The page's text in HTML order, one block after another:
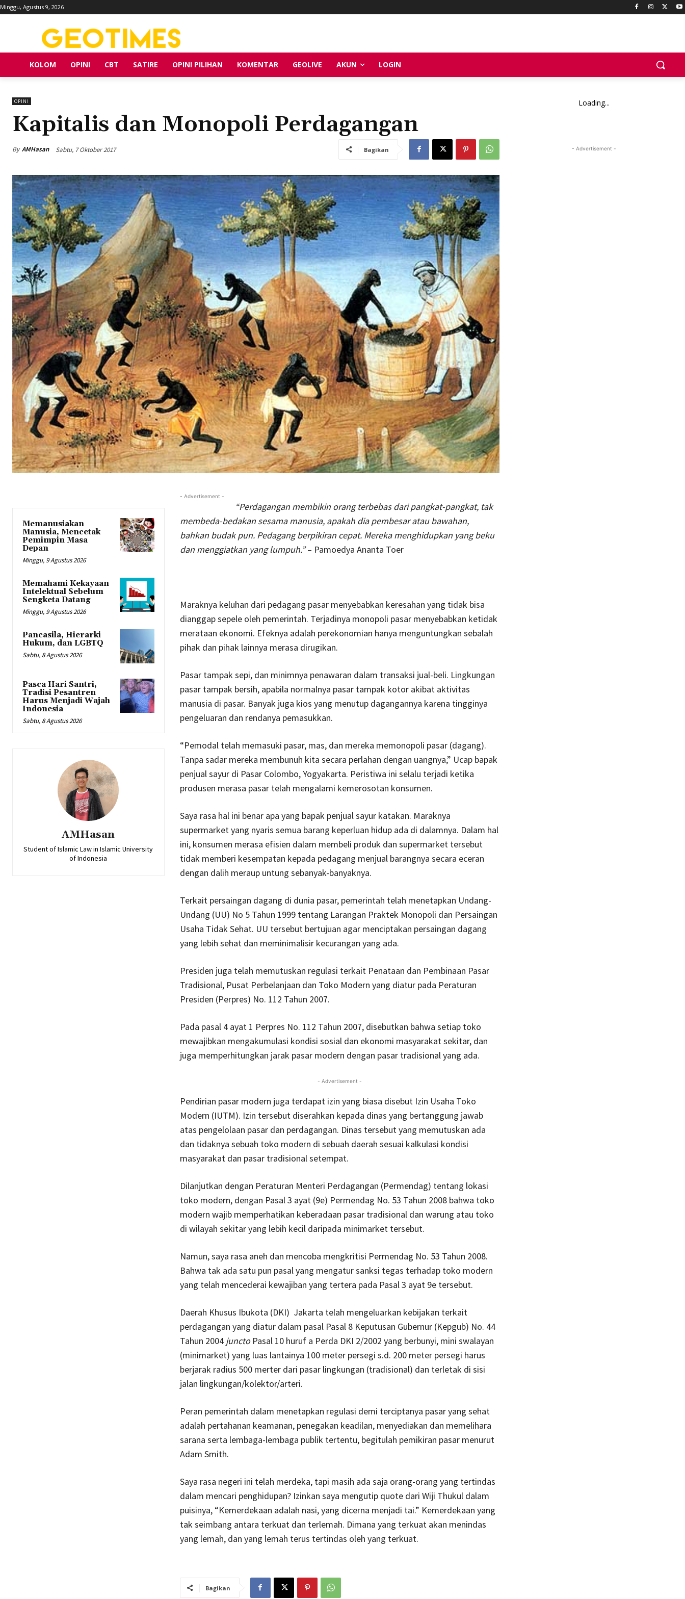
Minggu, Agustus 9, 2026
KOLOM OPINI CBT SATIRE OPINI PILIHAN KOMENTAR GEOLIVE AKUN LOGIN
OPINI
Kapitalis dan Monopoli Perdagangan
By AMHasan Sabtu, 7 Oktober 2017 Bagikan
Memanusiakan
Manusia, Mencetak
Pemimpin Masa
Depan
Minggu, 9 Agustus 2026
Memahami Kekayaan
Intelektual Sebelum
Sengketa Datang
Minggu, 9 Agustus 2026
Pancasila, Hierarki
Hukum, dan LGBTQ
Sabtu, 8 Agustus 2026
Pasca Hari Santri,
Tradisi Pesantren
Harus Menjadi Wajah
Indonesia
Sabtu, 8 Agustus 2026
AMHasan
Student of Islamic Law in Islamic University
of Indonesia
- Advertisement -
“Perdagangan membikin orang terbebas dari pangkat-pangkat, tak
membeda-bedakan sesama manusia, apakah dia pembesar atau bawahan,
bahkan budak pun. Pedagang berpikiran cepat. Mereka menghidupkan yang beku
dan menggiatkan yang lumpuh.”– Pamoedya Ananta Toer
Maraknya keluhan dari pedagang pasar menyebabkan keresahan yang tidak bisa
dianggap sepele oleh pemerintah. Terjadinya monopoli pasar menyebabkan ketidak
merataan ekonomi. Efeknya adalah perekonomian hanya menguntungkan sebalah
pihak dan pihak lainnya merasa dirugikan.
Pasar tampak sepi, dan minimnya penawaran dalam transaksi jual-beli. Lingkungan
pasar tampak bersih, apabila normalnya pasar tampak kotor akibat aktivitas
manusia di pasar. Banyak juga kios yang menutup dagangannya karena tingginya
pengeluaran dan rendanya pemasukkan.
“Pemodal telah memasuki pasar, mas, dan mereka memonopoli pasar (dagang).
Tanpa sadar mereka membunuh kita secara perlahan dengan uangnya,” Ucap bapak
penjual sayur di Pasar Colombo, Yogyakarta. Peristiwa ini selalu terjadi ketika
produsen merasa pasar telah mengalami kemerosotan konsumen.
Saya rasa hal ini benar apa yang bapak penjual sayur katakan. Maraknya
supermarket yang nyaris semua barang keperluan hidup ada di dalamnya. Dalam hal
ini, konsumen merasa efisien dalam membeli produk dan supermarket tersebut
tidak memberi kesempatan kepada pedagang menjual barangnya secara eceran
dengan dalih meraup untung sebanyak-banyaknya.
Terkait persaingan dagang di dunia pasar, pemerintah telah menetapkan Undang-
Undang (UU) No 5 Tahun 1999 tentang Larangan Praktek Monopoli dan Persaingan
Usaha Tidak Sehat. UU tersebut bertujuan agar menciptakan persaingan dagang
yang lebih sehat dan meminimalisir kecurangan yang ada.
Presiden juga telah memutuskan regulasi terkait Penataan dan Pembinaan Pasar
Tradisional, Pusat Perbelanjaan dan Toko Modern yang diatur pada Peraturan
Presiden (Perpres) No. 112 Tahun 2007.
Pada pasal 4 ayat 1 Perpres No. 112 Tahun 2007, disebutkan bahwa setiap toko
mewajibkan mengakumulasi kondisi sosial dan ekonomi masyarakat sekitar, dan
juga memperhitungkan jarak pasar modern dengan pasar tradisional yang ada.
- Advertisement -
Pendirian pasar modern juga terdapat izin yang biasa disebut Izin Usaha Toko
Modern (IUTM). Izin tersebut diserahkan kepada dinas yang bertanggung jawab
atas pengelolaan pasar dan perdagangan. Dinas tersebut yang memutuskan ada
dan tidaknya sebuah toko modern di sebuah daerah sesuai kalkulasi kondisi
masyarakat dan pasar tradisional setempat.
Dilanjutkan dengan Peraturan Menteri Perdagangan (Permendag) tentang lokasi
toko modern, dengan Pasal 3 ayat (9e) Permendag No. 53 Tahun 2008 bahwa toko
modern wajib memperhatikan keberadaan pasar tradisional dan warung atau toko
di wilayah sekitar yang lebih kecil daripada minimarket tersebut.
Namun, saya rasa aneh dan mencoba mengkritisi Permendag No. 53 Tahun 2008.
Bahwa tak ada satu pun pasal yang mengatur sanksi tegas terhadap toko modern
yang telah mencederai kewajiban yang tertera pada Pasal 3 ayat 9e tersebut.
Daerah Khusus Ibukota (DKI) Jakarta telah mengeluarkan kebijakan terkait
perdagangan yang diatur dalam pasal Pasal 8 Keputusan Gubernur (Kepgub) No. 44
Tahun 2004 junctoPasal 10 huruf a Perda DKI 2/2002 yang berbunyi, mini swalayan
(minimarket) yang luas lantainya 100 meter persegi s.d. 200 meter persegi harus
berjarak radius 500 merter dari pasar lingkungan (tradisional) dan terletak di sisi
jalan lingkungan/kolektor/arteri.
Peran pemerintah dalam menetapkan regulasi demi terciptanya pasar yang sehat
adalah pertahanan keamanan, penegakan keadilan, menyediakan dan memelihara
sarana serta lembaga-lembaga publik tertentu, begitulah pemikiran pasar menurut
Adam Smith.
Saya rasa negeri ini telah merdeka, tapi masih ada saja orang-orang yang tertindas
dalam mencari penghidupan? Izinkan saya mengutip quote dari Wiji Thukul dalam
puisinya, “Kemerdekaan adalah nasi, yang dicerna menjadi tai.” Kemerdekaan yang
tak seimbang antara terkuat dan terlemah. Dimana yang terkuat akan menindas
yang lemah, dan yang lemah terus tertindas oleh yang terkuat.
Bagikan
Loading...
- Advertisement -